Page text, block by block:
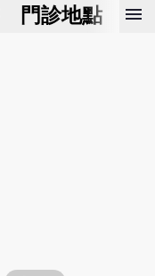
門診地點 預
menu